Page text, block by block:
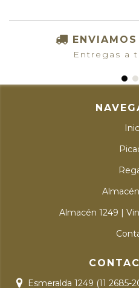
Entregas a
Almacén 1249 |
Esmeralda 1249 (11 2685-